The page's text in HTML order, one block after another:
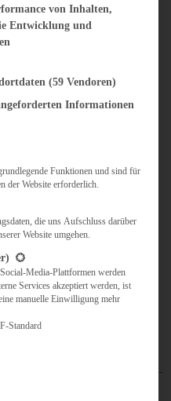
& HERZHAFT
CHUTNEYS
UNTERWEGS
von Inhalten,
Entwicklung und
(59 Vendoren)
Informationen
die eine Einwilligung erteilt werden
Funktionen und sind für
der Website erforderlich.
die uns Aufschluss darüber
Website umgehen.
Media-Plattformen werden
Services akzeptiert werden, ist
manuelle Einwilligung mehr
Standard